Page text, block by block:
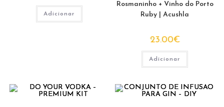
Adicionar
Rosmaninho + Vinho do Porto
Ruby | Acushla
23.00€
Adicionar